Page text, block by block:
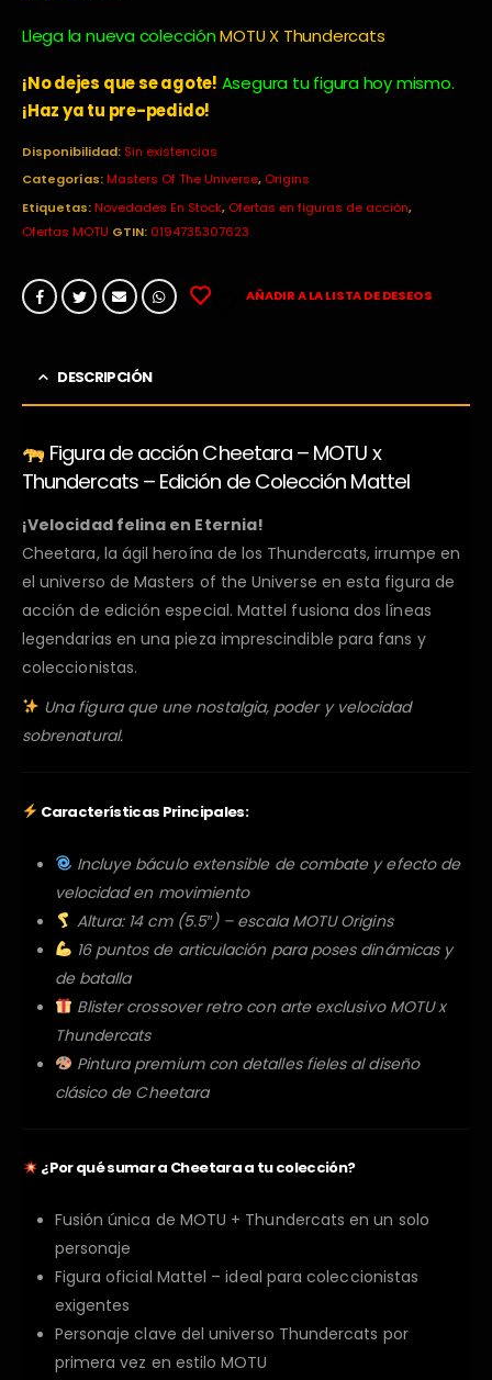
Llega la nueva colecciónMOTU X Thundercats
¡No dejes que se agote! Asegura tu figura hoy mismo.
¡Haz ya tu pre-pedido!
Disponibilidad: Sin existencias
Categorías:Masters Of The Universe, Origins
Etiquetas:Novedades En Stock, Ofertas en figuras de acción,
Ofertas MOTU GTIN: 0194735307623
AÑADIR A LA LISTA DE DESEOS
DESCRIPCIÓN
Figura de acción Cheetara – MOTU x
Thundercats – Edición de Colección Mattel
¡Velocidad felina en Eternia!
Cheetara, la ágil heroína de los Thundercats, irrumpe en
el universo de Masters of the Universe en esta figura de
acción de edición especial. Mattel fusiona dos líneas
legendarias en una pieza imprescindible para fans y
coleccionistas.
Una figura que une nostalgia, poder y velocidad
sobrenatural.
Características Principales:
Incluye báculo extensible de combate y efecto de
velocidad en movimiento
Altura: 14 cm (5.5″) – escala MOTU Origins
16 puntos de articulación para poses dinámicas y
de batalla
Blister crossover retro con arte exclusivo MOTU x
Thundercats
Pintura premium con detalles fieles al diseño
clásico de Cheetara
¿Por qué sumar a Cheetara a tu colección?
Fusión única de MOTU + Thundercats en un solo
personaje
Figura oficial Mattel – ideal para coleccionistas
exigentes
Personaje clave del universo Thundercats por
primera vez en estilo MOTU